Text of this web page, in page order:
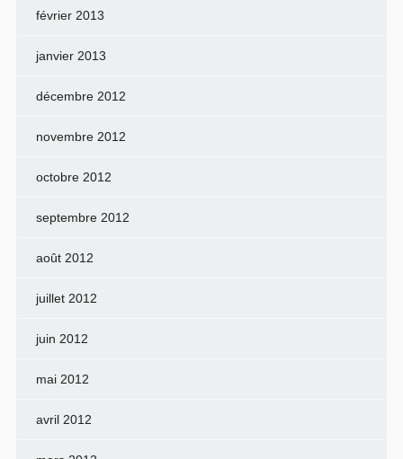
février 2013
janvier 2013
décembre 2012
novembre 2012
octobre 2012
septembre 2012
août 2012
juillet 2012
juin 2012
mai 2012
avril 2012